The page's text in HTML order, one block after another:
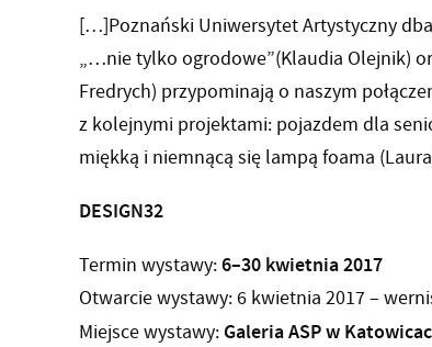
[…]Poznański Uniwersytet Artystyczny
„…nie tylko ogrodowe”(Klaudia Olejnik)
Fredrych) przypominają o naszym
z kolejnymi projektami: pojazdem dla
miękką i niemnącą się lampą foama
DESIGN32
Termin wystawy:6–30 kwietnia 2017
Otwarcie wystawy: 6 kwietnia 2017 –
Miejsce wystawy:Galeria ASP w